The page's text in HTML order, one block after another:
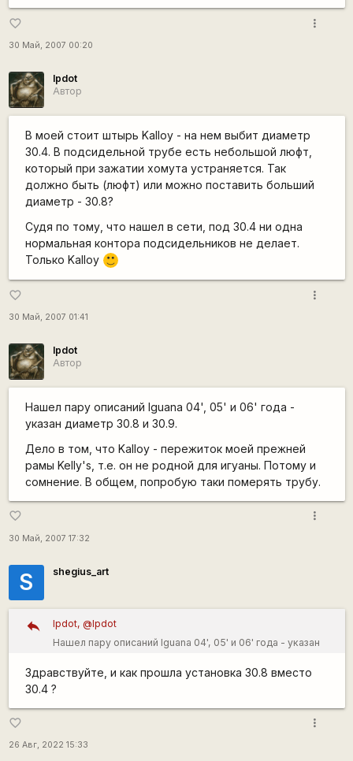
favorite_border
30 Май, 2007 00:20
more_vert
lpdot
Автор
В моей стоит штырь Kalloy - на нем выбит диаметр
30.4. В подсидельной трубе есть небольшой люфт,
который при зажатии хомута устраняется. Так
должно быть (люфт) или можно поставить больший
диаметр - 30.8?
Судя по тому, что нашел в сети, под 30.4 ни одна
нормальная контора подсидельников не делает.
Только Kalloy :)
favorite_border
30 Май, 2007 01:41
more_vert
lpdot
Автор
Нашел пару описаний Iguana 04', 05' и 06' года -
указан диаметр 30.8 и 30.9.
Дело в том, что Kalloy - пережиток моей прежней
рамы Kelly's, т.е. он не родной для игуаны. Потому и
сомнение. В общем, попробую таки померять трубу.
favorite_border
30 Май, 2007 17:32
more_vert
S shegius_art
lpdot, @lpdot
Нашел пару описаний Iguana 04', 05' и 06' года - указан
моей прежней рамы Kelly's, т.е. он не родной для игуаны.
Здравствуйте, и как прошла установка 30.8 вместо
30.4 ?
favorite_border
26 Авг, 2022 15:33
more_vert